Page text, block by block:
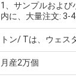
1、サンプルおよび
内に、大量注文: 3-
トン/ Tは、ウェス
月産2万個